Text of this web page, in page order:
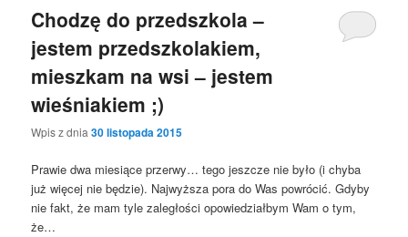
Chodzę do przedszkola –
jestem przedszkolakiem,
mieszkam na wsi – jestem
wieśniakiem ;)
Wpis z dnia30 listopada 2015
Prawie dwa miesiące przerwy… tego jeszcze nie było (i chyba
już więcej nie będzie). Najwyższa pora do Was powrócić. Gdyby
nie fakt, że mam tyle zaległości opowiedziałbym Wam o tym,
że…